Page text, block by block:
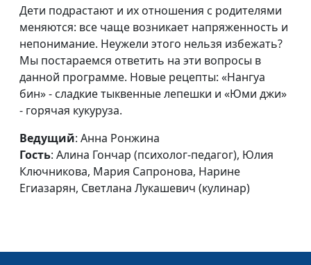
Гончар (психолог-педагог
с большим стажем
работы), Юлия
Ключникова, Мария
Сапронова, Нарине
Егиазарян, Светлана
Как быстро
накормить
Анна Ронжина, Юлия
Ключникова (кулинар),
Татьяна Тимонина,
Екатерина Петреева,
Дети и деньги
Анна Ронжина, Алина
#4
Дети подрастают и их отношения с родителями
меняются: все чаще возникает напряженность и
непонимание. Неужели этого нельзя избежать?
Мы постараемся ответить на эти вопросы в
данной программе. Новые рецепты: «Нангуа
бин» - сладкие тыквенные лепешки и «Юми джи»
- горячая кукуруза.
Ведущий: Анна Ронжина
Гость: Алина Гончар (психолог-педагог), Юлия
Ключникова, Мария Сапронова, Нарине
Егиазарян, Светлана Лукашевич (кулинар)